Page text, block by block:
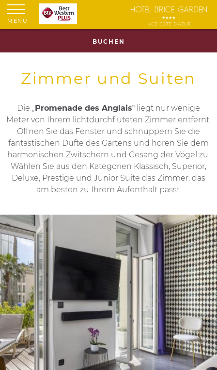
MENU
BUCHEN
Zimmer und Suiten
Die „Promenade des Anglais‟ liegt nur wenige
Meter von Ihrem lichtdurchfluteten Zimmer entfernt.
Öffnen Sie das Fenster und schnuppern Sie die
fantastischen Düfte des Gartens und hören Sie dem
harmonischen Zwitschern und Gesang der Vögel zu.
Wählen Sie aus den Kategorien Klassisch, Superior,
Deluxe, Prestige und Junior Suite das Zimmer, das
am besten zu Ihrem Aufenthalt passt.